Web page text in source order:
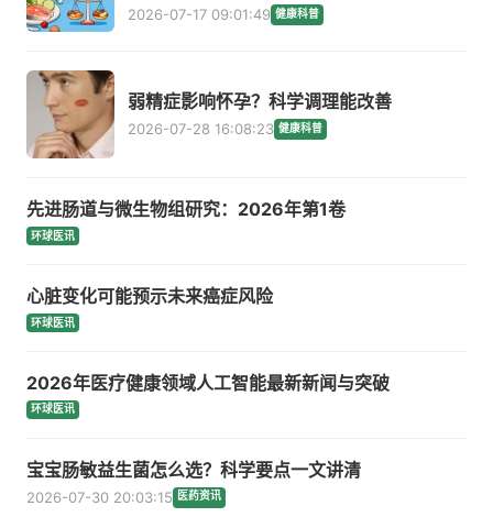
2026-07-17 09:01:49 健康科普
弱精症影响怀孕？科学调理能改善
2026-07-28 16:08:23 健康科普
先进肠道与微生物组研究：2026年第1卷
环球医讯
心脏变化可能预示未来癌症风险
环球医讯
2026年医疗健康领域人工智能最新新闻与突破
环球医讯
宝宝肠敏益生菌怎么选？科学要点一文讲清
2026-07-30 20:03:15 医药资讯